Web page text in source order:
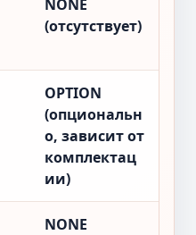
NONE
(отсутствует)
OPTION
(опциональн
о, зависит от
комплектац
ии)
NONE